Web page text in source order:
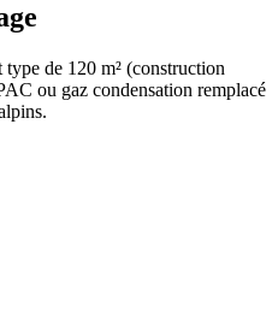
type de 120 m² (construction
ou gaz condensation remplacé
.